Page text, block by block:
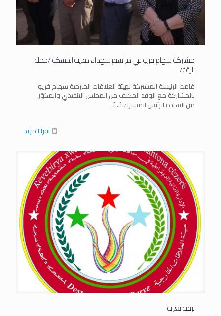
مشاركة سهام قريو في مراسيم شهداء مدينة الحسكة /حملة
الرقة/
قامت الرئيسة المشتركة لهيئة العلاقات الخارجية سهام قريو
بالمشاركة مع الوفد المكلف من المجلس التنفيذي والمكوَن
من السادة الرئيس المشترك […]
اقرا المزيد
برقية تعزية